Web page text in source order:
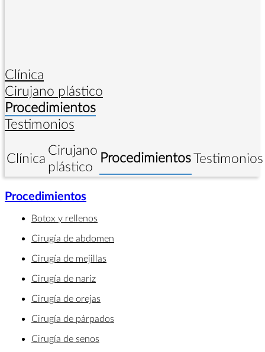
Clínica
Cirujano plástico
Procedimientos
Testimonios
Clínica Cirujano
plástico
ProcedimientosTestimonios
Procedimientos
Botox y rellenos
Cirugía de abdomen
Cirugía de mejillas
Cirugía de nariz
Cirugía de orejas
Cirugía de párpados
Cirugía de senos